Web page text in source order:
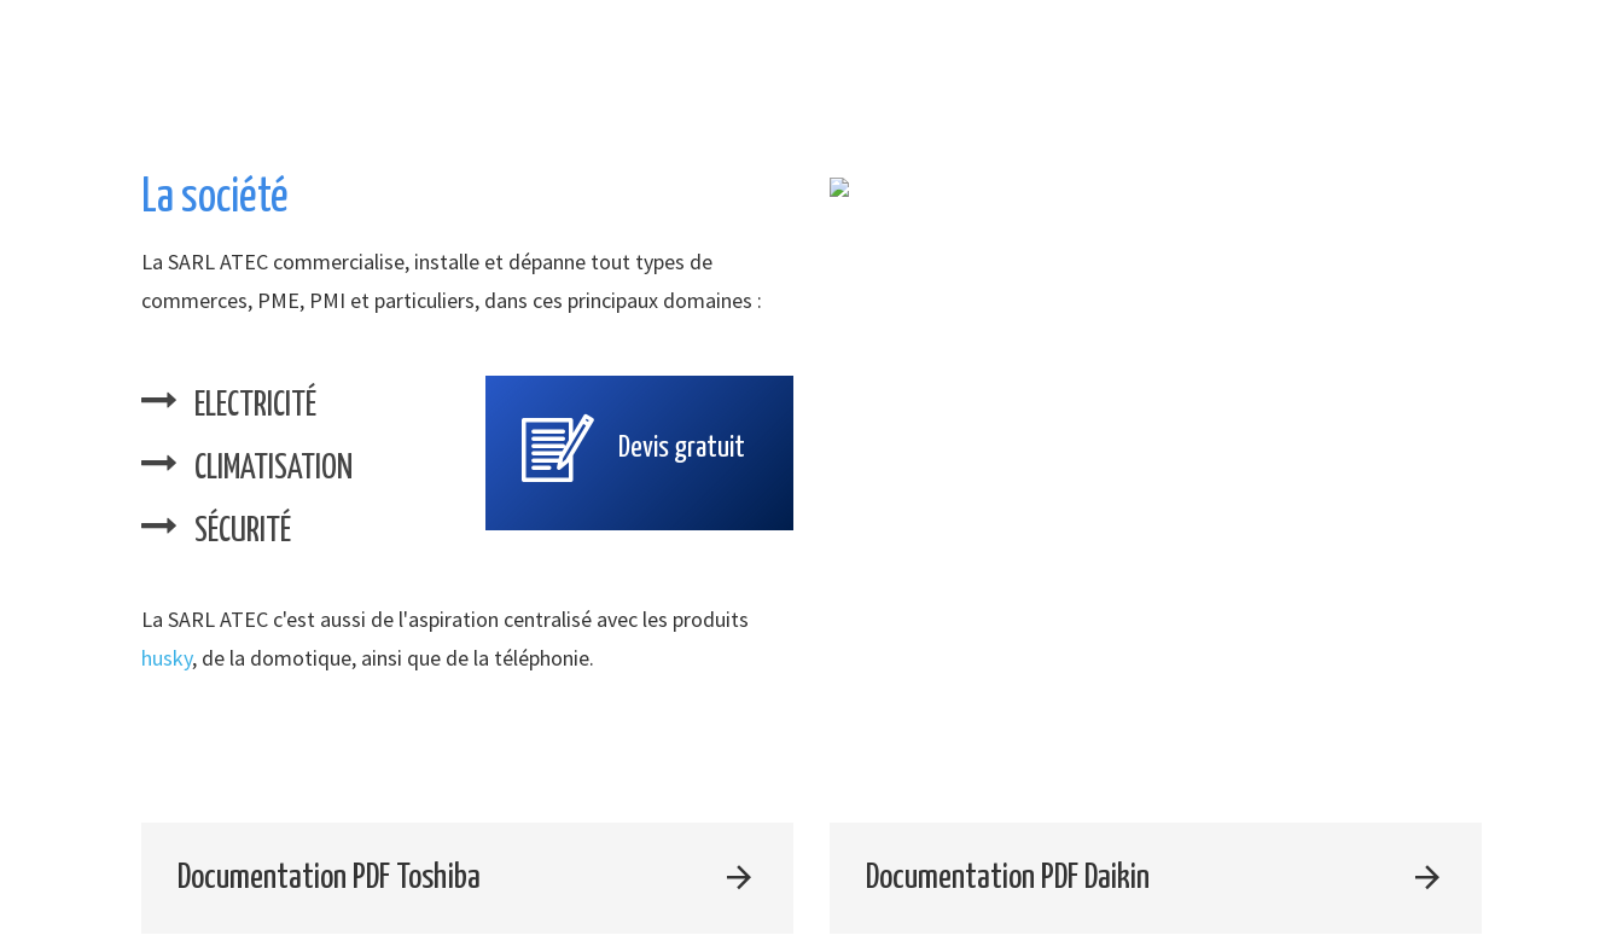
La société
La SARL ATEC commercialise, installe et dépanne tout types de
commerces, PME, PMI et particuliers, dans ces principaux domaines :
ELECTRICITÉ
CLIMATISATION
SÉCURITÉ
Devis gratuit
La SARL ATEC c'est aussi de l'aspiration centralisé avec les produits
husky, de la domotique, ainsi que de la téléphonie.
Documentation PDF Toshiba Documentation PDF Daikin